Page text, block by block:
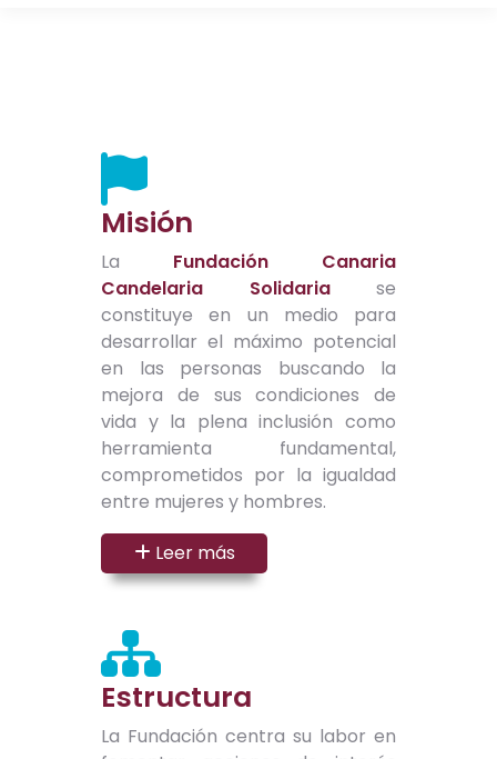
Misión
La Fundación Canaria
Candelaria Solidariase
constituye en un medio para
desarrollar el máximo potencial
en las personas buscando la
mejora de sus condiciones de
vida y la plena inclusión como
herramienta fundamental,
comprometidos por la igualdad
entre mujeres y hombres.
Leer más
Estructura
La Fundación centra su labor en